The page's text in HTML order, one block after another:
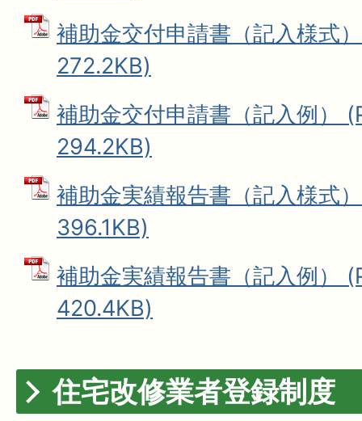
補助金交付申請書（記入様式
272.2KB)
補助金交付申請書（記入例）
294.2KB)
補助金実績報告書（記入様式
396.1KB)
補助金実績報告書（記入例）
420.4KB)
住宅改修業者登録制度